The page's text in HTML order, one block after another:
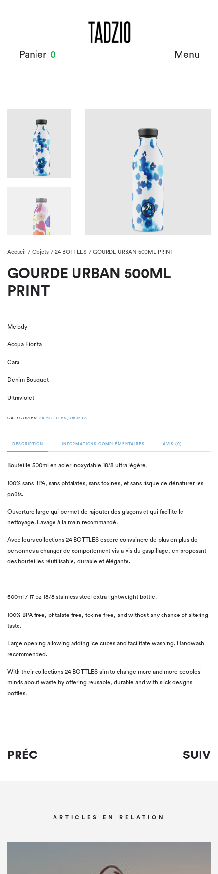
Panier 0 Menu
Accueil / Objets / 24 BOTTLES / GOURDE URBAN 500ML PRINT
GOURDE URBAN 500ML
PRINT
Melody
Acqua Fiorita
Cara
Denim Bouquet
Ultraviolet
CATEGORIES: 24 BOTTLES OBJETS
DESCRIPTION INFORMATIONS COMPLÉMENTAIRES AVIS (0)
Bouteille 500ml en acier inoxydable 18/8 ultra légère.
100% sans BPA, sans phtalates, sans toxines, et sans risque de dénaturer les
goûts.
Ouverture large qui permet de rajouter des glaçons et qui facilite le
nettoyage. Lavage à la main recommandé.
Avec leurs collections 24 BOTTLES espère convaincre de plus en plus de
personnes a changer de comportement vis-à-vis du gaspillage, en proposant
des bouteilles réutilisable, durable et élégante.
500ml / 17 oz 18/8 stainless steel extra lightweight bottle.
100% BPA free, phtalate free, toxine free, and without any chance of altering
taste.
Large opening allowing adding ice cubes and facilitate washing. Handwash
recommended.
With their collections 24 BOTTLES aim to change more and more peoples’
minds about waste by offering reusable, durable and with slick designs
bottles.
PRÉC SUIV
ARTICLES EN RELATION